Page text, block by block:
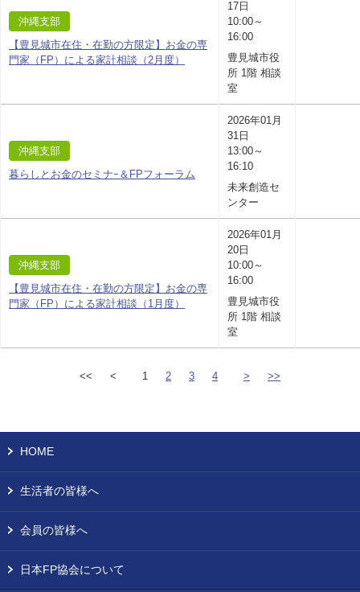
沖縄支部
【豊見城市在住・在勤の方限定】お金の専
門家（FP）による家計相談（2月度）
17日
10:00～
16:00
豊見城市役
所 1階 相談
室
沖縄支部
暮らしとお金のセミナｰ＆FPフォーラム
2026年01月
31日
13:00～
16:10
未来創造セ
ンター
沖縄支部
【豊見城市在住・在勤の方限定】お金の専
門家（FP）による家計相談（1月度）
2026年01月
20日
10:00～
16:00
豊見城市役
所 1階 相談
室
<< < 1 2 3 4 > >>
HOME
生活者の皆様へ
会員の皆様へ
日本FP協会について